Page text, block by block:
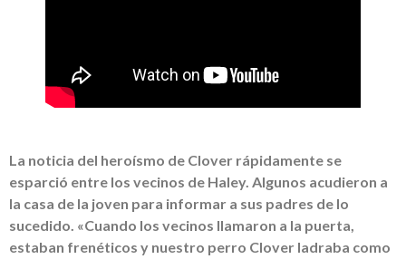
La noticia del heroísmo de Clover rápidamente se
esparció entre los vecinos de Haley. Algunos acudieron a
la casa de la joven para informar a sus padres de lo
sucedido. «Cuando los vecinos llamaron a la puerta,
estaban frenéticos y nuestro perro Clover ladraba como